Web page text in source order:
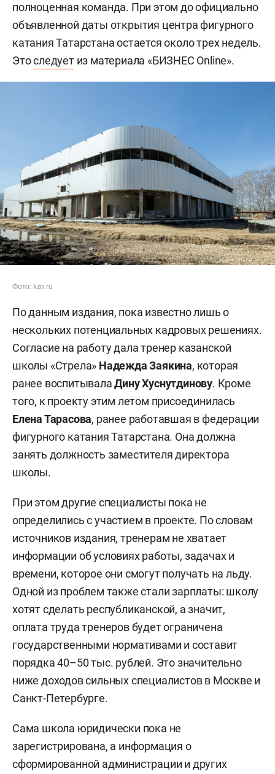
полноценная команда. При этом до официально
объявленной даты открытия центра фигурного
катания Татарстана остается около трех недель.
Этоследуетиз материала «БИЗНЕС Online».
Фото: kzn.ru
По данным издания, пока известно лишь о
нескольких потенциальных кадровых решениях.
Согласие на работу дала тренер казанской
школы «Стрела» Надежда Заякина, которая
ранее воспитывалаДину Хуснутдинову. Кроме
того, к проекту этим летом присоединилась
Елена Тарасова, ранее работавшая в федерации
фигурного катания Татарстана. Она должна
занять должность заместителя директора
школы.
При этом другие специалисты пока не
определились с участием в проекте. По словам
источников издания, тренерам не хватает
информации об условиях работы, задачах и
времени, которое они смогут получать на льду.
Одной из проблем также стали зарплаты: школу
хотят сделать республиканской, а значит,
оплата труда тренеров будет ограничена
государственными нормативами и составит
порядка 40–50 тыс. рублей. Это значительно
ниже доходов сильных специалистов в Москве и
Санкт-Петербурге.
Сама школа юридически пока не
зарегистрирована, а информация о
сформированной администрации и других